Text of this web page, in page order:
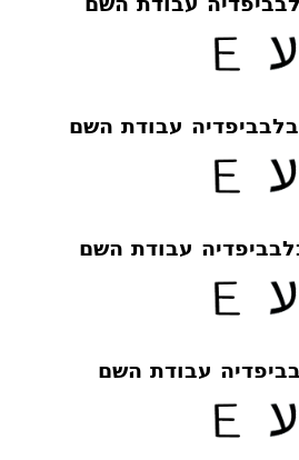
עבודת השם
עבודת השם
עבודת השם